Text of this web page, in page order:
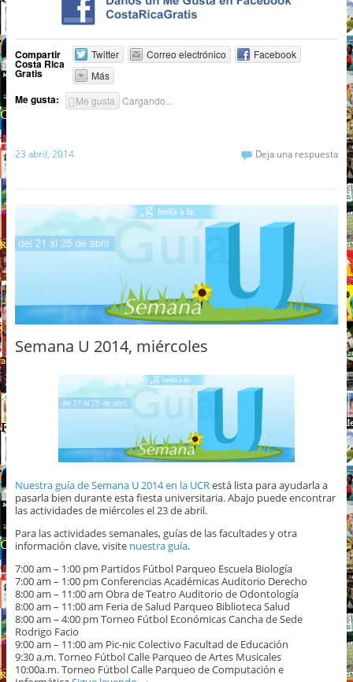
Compartir
Costa Rica
Gratis
Twitter Correo electrónico
Facebook
Más
Me gusta: Me gusta Cargando...
23 abril, 2014 Deja una respuesta
Semana U 2014, miércoles
Nuestra guía de Semana U 2014 en la UCRestá lista para ayudarla a
pasarla bien durante esta fiesta universitaria. Abajo puede encontrar
las actividades de miércoles el 23 de abril.
Para las actividades semanales, guías de las facultades y otra
información clave, visite nuestra guía.
7:00 am – 1:00 pm Partidos Fútbol Parqueo Escuela Biología
7:00 am – 1:00 pm Conferencias Académicas Auditorio Derecho
8:00 am – 11:00 am Obra de Teatro Auditorio de Odontología
8:00 am – 11:00 am Feria de Salud Parqueo Biblioteca Salud
8:00 am – 4:00 pm Torneo Fútbol Económicas Cancha de Sede
Rodrigo Facio
9:00 am – 11:00 am Pic-nic Colectivo Facultad de Educación
9:30 a.m. Torneo Fútbol Calle Parqueo de Artes Musicales
10:00a.m. Torneo Fútbol Calle Parqueo de Computación e